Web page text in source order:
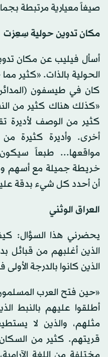
صيغاً معيارية مرتبطة
مكان تدوين حولية سِعِرْت
أسأل فيليب عن مكان
الحولية بالذات. «كثير
كان في طيسفون
«كذلك هناك كثير من
كثير من الوصف لأديرة
أخرى. وأديرة كثيرة من
مواقعها... طبعاً
خريطة جميلة مع أسهم
أن أحدد كل شيء بدقة
العراق الوثني
يحضرني هذا السؤال:
الذين أغلبهم من قبائل
الذين كانوا بالدرجة الأولى
«حين فتح العرب
أطلقوا عليهم بالنبط
مثلهم، والذين لا
قريتهم. كثير من